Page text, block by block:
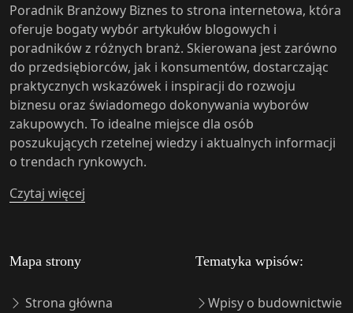
Poradnik Branżowy Biznes to strona internetowa, która
oferuje bogaty wybór artykułów blogowych i
poradników z różnych branż. Skierowana jest zarówno
do przedsiębiorców, jak i konsumentów, dostarczając
praktycznych wskazówek i inspiracji do rozwoju
biznesu oraz świadomego dokonywania wyborów
zakupowych. To idealne miejsce dla osób
poszukujących rzetelnej wiedzy i aktualnych informacji
o trendach rynkowych.
Czytaj więcej
Mapa strony
Strona główna
Tematyka wpisów:
Wpisy o budownictwie